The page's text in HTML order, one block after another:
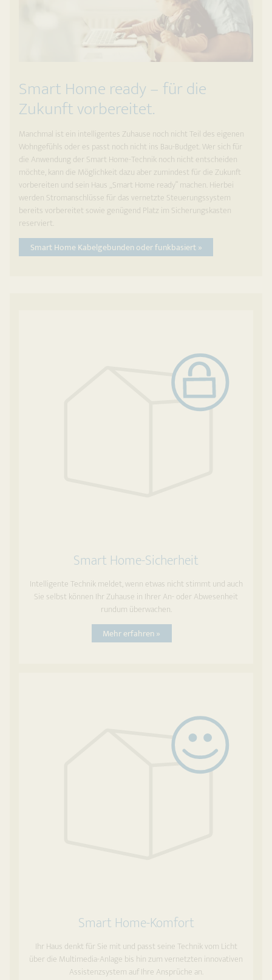
Smart Home ready – für die
Zukunft vorbereitet.
Manchmal ist ein intelligentes Zuhause noch nicht Teil des eigenen
Wohngefühls oder es passt noch nicht ins Bau-Budget. Wer sich für
die Anwendung der Smart Home-Technik noch nicht entscheiden
möchte, kann die Möglichkeit dazu aber zumindest für die Zukunft
vorbereiten und sein Haus „Smart Home ready“ machen. Hierbei
werden Stromanschlüsse für das vernetzte Steuerungssystem
bereits vorbereitet sowie genügend Platz im Sicherungskasten
reserviert.
Smart Home Kabelgebunden oder funkbasiert »
Smart Home-Sicherheit
Intelligente Technik meldet, wenn etwas nicht stimmt und auch
Sie selbst können Ihr Zuhause in Ihrer An- oder Abwesenheit
rundum überwachen.
Mehr erfahren »
Smart Home-Komfort
Ihr Haus denkt für Sie mit und passt seine Technik vom Licht
über die Multimedia-Anlage bis hin zum vernetzten innovativen
Assistenzsystem auf Ihre Ansprüche an.